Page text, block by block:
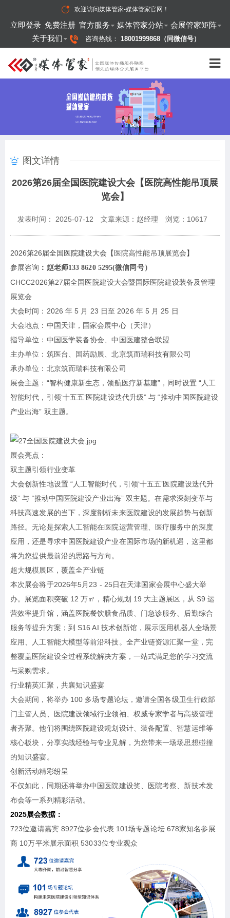
欢迎访问媒体管家-媒体管家官网 ！
立即登录 免费注册 官方服务 媒体管家分站
会展管家矩阵
关于我们
咨询热线： 18001999868（同微信号）
图文详情
2026第26届全国医院建设大会【医院高性能吊顶展
览会】
发表时间： 2025-07-12 文章来源：赵经理 浏览： 10617
2026第26届全国医院建设大会【 医院高性能吊顶展览会】
参展咨询 ：赵老师133 8620 5295(微信同号）
CHCC2026第27届全国医院建设大会暨国际医院建设装备及管理
展览会
大会时间：2026 年 5 月 23 日至 2026 年 5 月 25 日
大会地点：中国天津，国家会展中心（天津）
指导单位：中国医学装备协会、中国医建整合联盟
主办单位：筑医台、国药励展、北京筑而瑞科技有限公司
承办单位：北京筑而瑞科技有限公司
展会主题：“智构健康新生态，领航医疗新基建”，同时设置 “人工
智能时代，引领‘十五五’医院建设迭代升级” 与 “推动中国医院建设
产业出海” 双主题。
展会亮点：
双主题引领行业变革
大会创新性地设置 “人工智能时代，引领‘十五五’医院建设迭代升
级” 与 “推动中国医院建设产业出海” 双主题。在需求深刻变革与
科技高速发展的当下，深度剖析未来医院建设的发展趋势与创新
路径。无论是探索人工智能在医院运营管理、医疗服务中的深度
应用，还是寻求中国医院建设产业在国际市场的新机遇，这里都
将为您提供最前沿的思路与方向。
超大规模展区，覆盖全产业链
本次展会将于2026年5月23 - 25日在天津国家会展中心盛大举
办。展览面积突破 12 万㎡，精心规划 19 大主题展区，从 S9 运
营效率提升馆，涵盖医院餐饮膳食品质、门急诊服务、后勤综合
服务等提升方案；到 S16 AI 技术创新馆，展示医用机器人全场景
应用、人工智能大模型等前沿科技。全产业链资源汇聚一堂，完
整覆盖医院建设全过程系统解决方案，一站式满足您的学习交流
与采购需求。
行业精英汇聚，共襄知识盛宴
大会期间，将举办 100 多场专题论坛，邀请全国各级卫生行政部
门主管人员、医院建设领域行业领袖、权威专家学者与高级管理
者齐聚。他们将围绕医院建设规划设计、装备配置、智慧运维等
核心板块，分享实战经验与专业见解，为您带来一场场思想碰撞
的知识盛宴。
创新活动精彩纷呈
不仅如此，同期还将举办中国医院建设奖、医院考察、新技术发
布会等一系列精彩活动。
2025展会数据：
723位邀请嘉宾 8927位参会代表 101场专题论坛 678家知名参展
商 10万平米展示面积 53033位专业观众